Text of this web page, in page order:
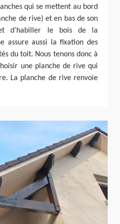
qui se mettent au bord
de rive) et en bas de son
d’habiller le bois de la
assure aussi la fixation des
du toit. Nous tenons donc à
une planche de rive qui
La planche de rive renvoie